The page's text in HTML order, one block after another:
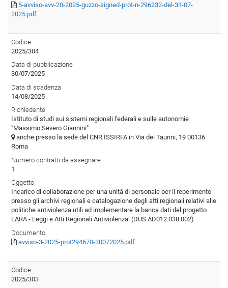
5-avviso-avv-20-2025-guzzo-signed-prot-n-296232-del-31-07-
2025.pdf
Codice
2025/304
Data di pubblicazione
30/07/2025
Data di scadenza
14/08/2025
Richiedente
Istituto di studi sui sistemi regionali federali e sulle autonomie
"Massimo Severo Giannini"
anche presso la sede del CNR ISSIRFA in Via dei Taurini, 19 00136
Roma
Numero contratti da assegnare
1
Oggetto
Incarico di collaborazione per una unità di personale per il reperimento
presso gli archivi regionali e catalogazione degli atti regionali relativi alle
politiche antiviolenza utili ad implementare la banca dati del progetto
LARA - Leggi e Atti Regionali Antiviolenza. (DUS.AD012.038.002)
Documento
avviso-3-2025-prot294670-30072025.pdf
Codice
2025/303